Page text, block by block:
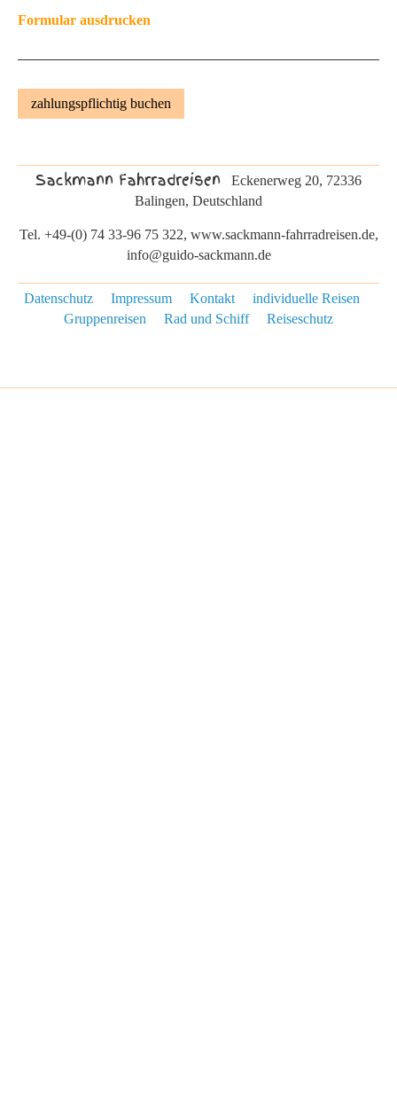
Formular ausdrucken
Sackmann Fahrradreisen Eckenerweg 20, 72336
Balingen, Deutschland
Tel. +49-(0) 74 33-96 75 322, www.sackmann-fahrradreisen.de,
info@guido-sackmann.de
Datenschutz Impressum Kontakt
individuelle Reisen
Gruppenreisen
Rad und Schiff Reiseschutz